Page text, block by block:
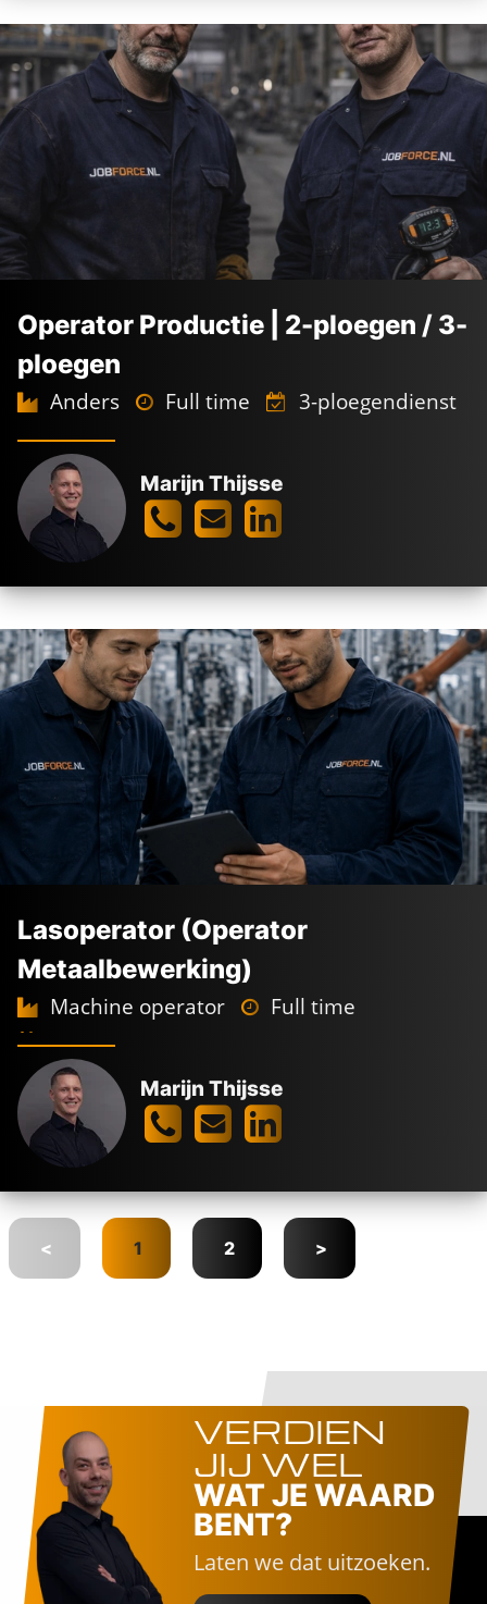
Operator Productie | 2-ploegen / 3-
ploegen
Anders Full time
3-ploegendienst
Koudekerk aan den Rijn
Marijn Thijsse
Lasoperator (Operator
Metaalbewerking)
Machine operator
Full time
3-ploegendienst
Maasvlakte Rotterdam
Marijn Thijsse
< 1 2 >
VERDIEN
JIJ WEL
WAT JE WAARD
BENT?
Laten we dat uitzoeken.